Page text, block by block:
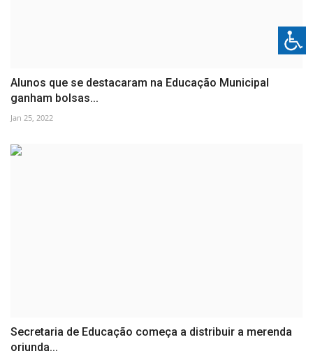
Alunos que se destacaram na Educação Municipal
ganham bolsas...
Jan 25, 2022
Secretaria de Educação começa a distribuir a merenda
oriunda...